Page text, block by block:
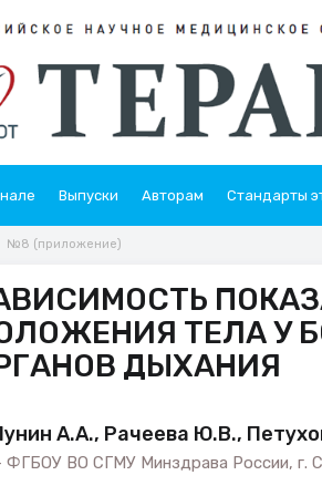
Выпуски Авторам Стандарты
№8 (приложение)
ТЕЛА У
ДЫХАНИЯ
А.А., Рачеева Ю.В.,
ФГБОУ ВО СГМУ Минздрава России, г.